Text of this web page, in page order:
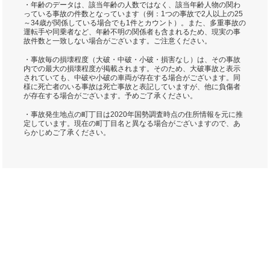
・年齢のデータは、該当年齢の人数ではなく、該当年齢人物の関わ
っている事故の件数となっています（例：1つの事故で2人以上の25
～34歳が関係している場合でも1件とカウント）。また、多重事故の
運転手や同乗者など、年齢不明の関係者も含まれるため、現実の事
故件数と一致しない場合がございます。ご注意ください。
・事故毎の損壊程度（大破・中破・小破・損害なし）は、その事故
内での最大の損壊程度が掲載されます。そのため、大破事故と表示
されていても、中破や小破の車両が存在する場合がございます。同
様に死亡者のいる事故は死亡事故と表記していますが、他に負傷者
が存在する場合がございます。予めご了承ください。
・事故発生地点の町丁目は2020年国勢調査時点の住所情報を元に推
定しています。現在の町丁目名と異なる場合がございますので、あ
らかじめご了承ください。